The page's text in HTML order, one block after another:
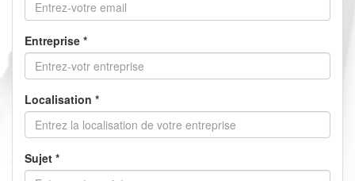
Entreprise *
Localisation *
Sujet *